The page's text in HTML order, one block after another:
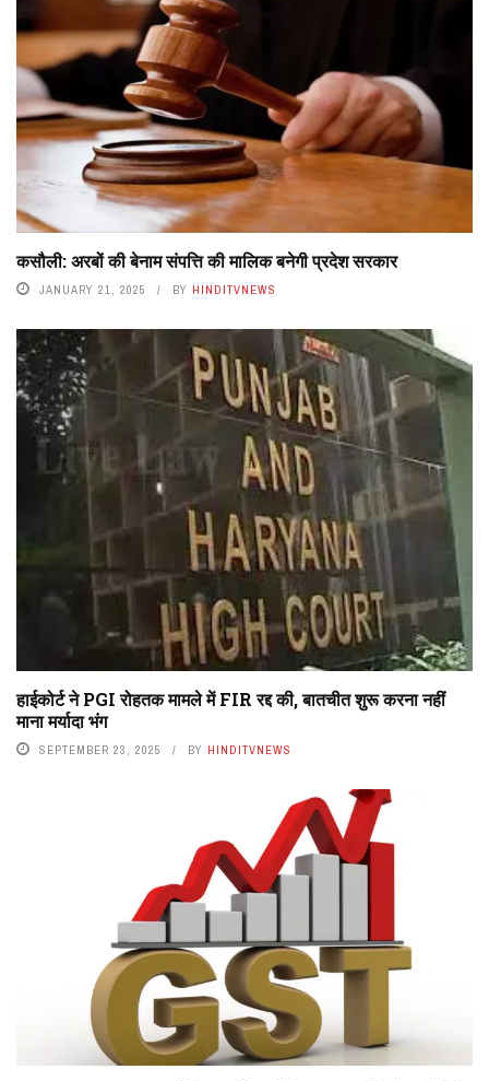
कसौली: अरबों की बेनाम संपत्ति की मालिक बनेगी प्रदेश सरकार
JANUARY 21, 2025 BY HINDITVNEWS
हाईकोर्ट ने PGI रोहतक मामले में FIR रद्द की, बातचीत शुरू करना नहीं
माना मर्यादा भंग
SEPTEMBER 23, 2025 BY HINDITVNEWS